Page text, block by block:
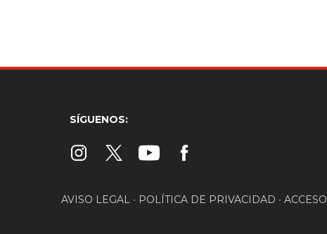
SÍGUENOS:
AVISO LEGAL • POLÍTICA DE PRIVACIDAD • ACCESO